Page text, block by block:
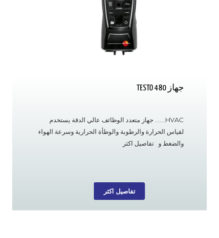
جهاز TESTO 480
HVAC……. جهاز متعدد الوظائف عالي الدقة يستخدم
لقياس الحرارة والرطوبة والوطأة الحرارية وسرعة الهواء
والضغط و تفاصيل اكثر
تفاصيل اكثر